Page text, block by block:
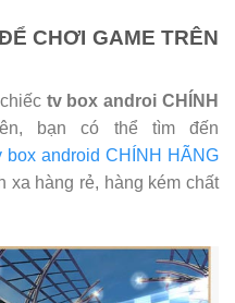
CHƠI GAME TRÊN
tv box androi CHÍNH
bạn có thể tìm đến
android CHÍNH HÃNG
xa hàng rẻ, hàng kém chất